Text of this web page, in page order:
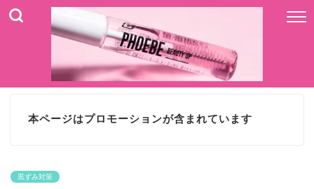
本ページはプロモーションが含まれています
黒ずみ対策